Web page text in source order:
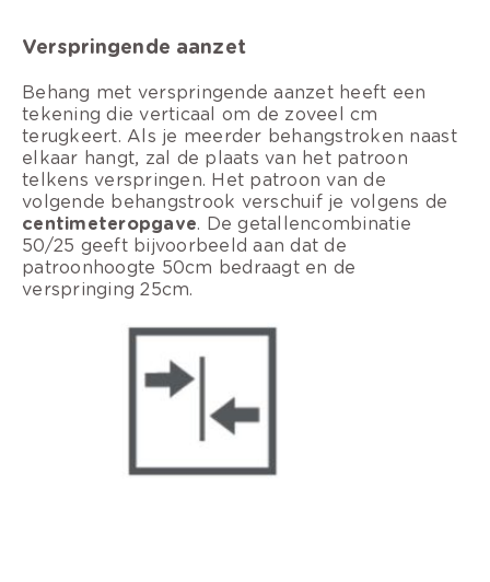
Verspringende aanzet
Behang met verspringende aanzet heeft een
tekening die verticaal om de zoveel cm
terugkeert. Als je meerder behangstroken naast
elkaar hangt, zal de plaats van het patroon
telkens verspringen. Het patroon van de
volgende behangstrook verschuif je volgens de
centimeteropgave. De getallencombinatie
50/25 geeft bijvoorbeeld aan dat de
patroonhoogte 50cm bedraagt en de
verspringing 25cm.